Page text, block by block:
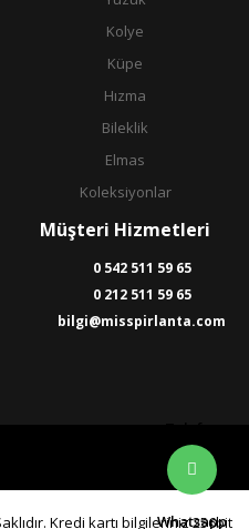
Kolye
Küpe
Hızma
Bileklik
Elmas
Koleksiyonlar
Müşteri Hizmetleri
0 542 511 59 65
0 212 511 59 65
bilgi@misspirlanta.com
Kredi kartı bilgileriniz 256bit
Whatsapp